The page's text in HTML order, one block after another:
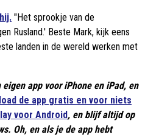
"Het sprookje van de
Rusland.' Beste Mark, kijk eens
landen in de wereld werken met
app voor iPhone en iPad, en
de app gratis en voor niets
voor Android, en blijf altijd op
Oh, en als je de app hebt